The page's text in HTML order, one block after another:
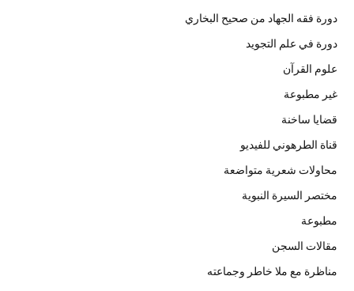
دورة فقه الجهاد من صحيح البخاري
دورة في علم التجويد
علوم القرآن
غير مطبوعة
قضايا ساخنة
قناة الطرهوني للفيديو
محاولات شعرية متواضعة
مختصر السيرة النبوية
مطبوعة
مقالات السجن
مناظرة مع ملا خاطر وجماعته